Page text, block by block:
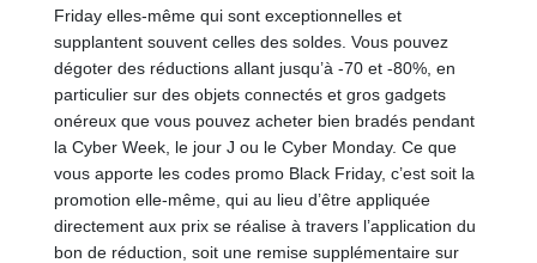
Friday elles-même qui sont exceptionnelles et
supplantent souvent celles des soldes. Vous pouvez
dégoter des réductions allant jusqu’à -70 et -80%, en
particulier sur des objets connectés et gros gadgets
onéreux que vous pouvez acheter bien bradés pendant
la Cyber Week, le jour J ou le Cyber Monday. Ce que
vous apporte les codes promo Black Friday, c’est soit la
promotion elle-même, qui au lieu d’être appliquée
directement aux prix se réalise à travers l’application du
bon de réduction, soit une remise supplémentaire sur